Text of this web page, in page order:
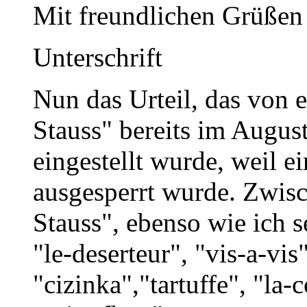
Mit freundlichen Grüßen
Unterschrift
Nun das Urteil, das von
Stauss" bereits im
eingestellt wurde, weil
ausgesperrt wurde.
Stauss", ebenso wie ich
"le-deserteur", "vis-a-
"cizinka","tartuffe", "la-